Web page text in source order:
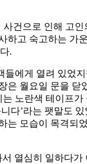
사건으로 인해 고인
하고 숙고하는 가
.
들에게 열려 있었
은 월요일 문을 닫
노란색 테이프가
다’라는 팻말도 있
는 모습이 목격되
열심히 일하다가